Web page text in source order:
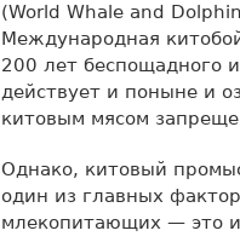
(World Whale and
Международная
200 лет беспощадного
действует и поныне и
китовым мясом
Однако, китовый
один из главных
млекопитающих — это